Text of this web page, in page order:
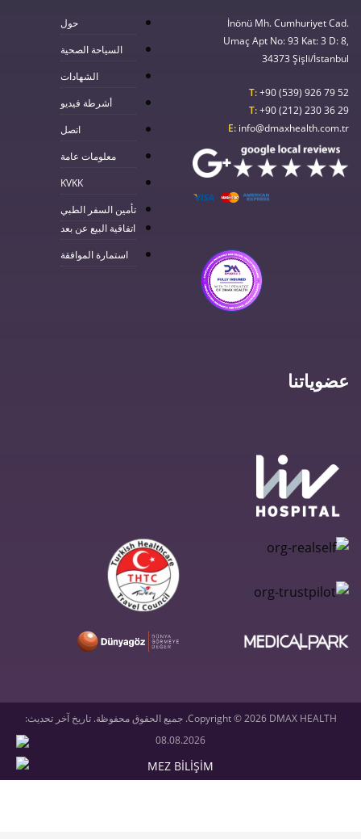
حول
السياحة الصحية
الشهادات
أشرطة فيديو
اتصل
معلومات عامة
KVKK
تأمين السفر الطبي
اتفاقية البيع عن بعد
استمارة الموافقة
İnönü Mh. Cumhuriyet Cad.
Umaç Apt No: 93 Kat: 3 D: 8,
34373 Şişli/İstanbul
T:+90 (539) 926 79 52
T:+90 (212) 230 36 29
E: info@dmaxhealth.com.tr
عضوياتنا
Copyright © 2026 DMAX HEALTH. جميع الحقوق محفوظة. تاريخ آخر تحديث:
08.08.2026
MEZ BİLİŞİM